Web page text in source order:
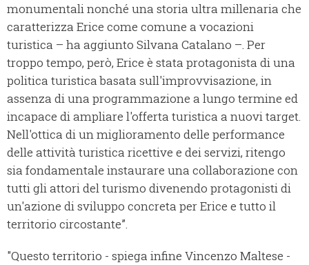
monumentali nonché una storia ultra millenaria che
caratterizza Erice come comune a vocazioni
turistica – ha aggiunto Silvana Catalano –. Per
troppo tempo, però, Erice è stata protagonista di una
politica turistica basata sull'improvvisazione, in
assenza di una programmazione a lungo termine ed
incapace di ampliare l'offerta turistica a nuovi target.
Nell'ottica di un miglioramento delle performance
delle attività turistica ricettive e dei servizi, ritengo
sia fondamentale instaurare una collaborazione con
tutti gli attori del turismo divenendo protagonisti di
un'azione di sviluppo concreta per Erice e tutto il
territorio circostante”.
"Questo territorio - spiega infine Vincenzo Maltese -